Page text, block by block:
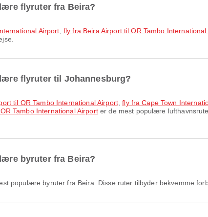
flyruter fra Beira?
Airport fly fra Beira Airport til OR Tambo International
flyruter til Johannesburg?
til OR Tambo International Airport,fly fra Cape Town
Tambo International Airporter de mest populære
byruter fra Beira?
populære byruter fra Beira. Disse ruter tilbyder bekvemme